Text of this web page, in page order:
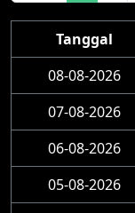
Tanggal
08-08-2026
07-08-2026
06-08-2026
05-08-2026